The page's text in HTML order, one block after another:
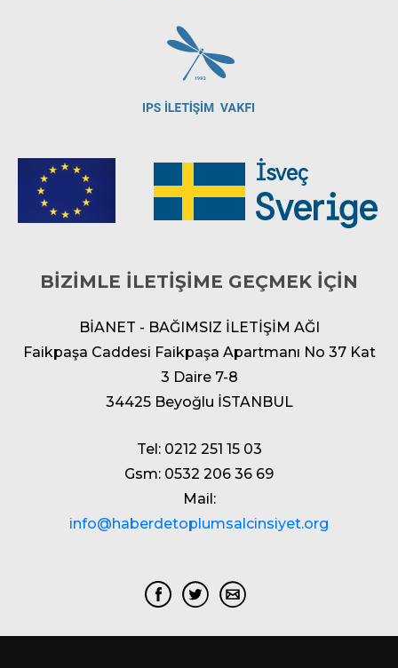
BİZİMLE İLETİŞİME GEÇMEK İÇİN
BİANET - BAĞIMSIZ İLETİŞİM AĞI
Faikpaşa Caddesi Faikpaşa Apartmanı No 37 Kat
3 Daire 7-8
34425 Beyoğlu İSTANBUL
Tel: 0212 251 15 03
Gsm: 0532 206 36 69
Mail:
info@haberdetoplumsalcinsiyet.org